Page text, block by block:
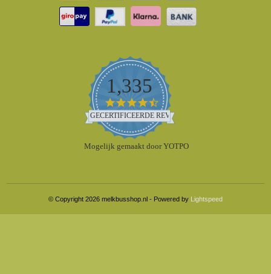
1,335
4.5
star
rating
GECERTIFICEERDE REVIEWS
Mogelijk gemaakt door YOTPO
© Copyright 2026 melkbusshop.nl - Powered by Lightspeed